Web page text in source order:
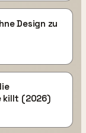
Design zu
killt (2026)